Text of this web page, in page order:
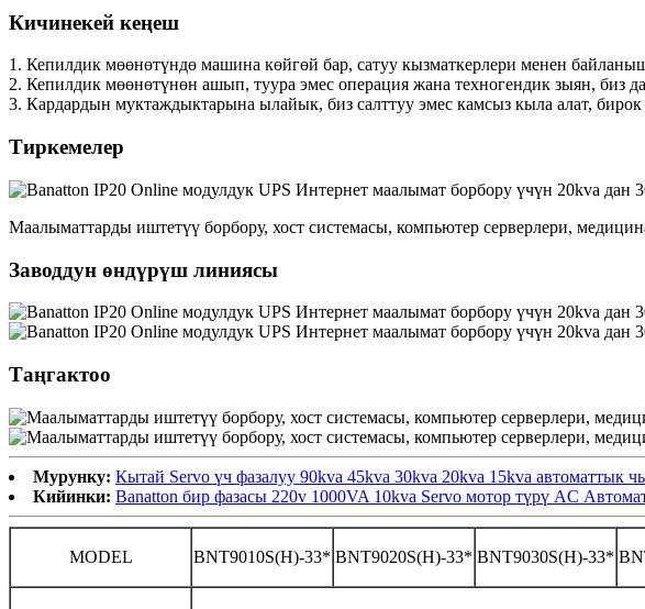
Кичинекей кеңеш
1. Кепилдик мөөнөтүндө машина көйгөй бар, сатуу кызматкерлери менен
2. Кепилдик мөөнөтүнөн ашып, туура эмес операция жана техногендик зыян, биз
3. Кардардын муктаждыктарына ылайык, биз салттуу эмес камсыз кыла алат,
Тиркемелер
Маалыматтарды иштетүү борбору, хост системасы, компьютер серверлери,
Заводдун өндүрүш линиясы
Таңгактоо
Мурунку: Кытай Servo үч фазалуу 90kva 45kva 30kva 20kva 15kva автоматтык
Кийинки: Banatton бир фазасы 220v 1000VA 10kva Servo мотор түрү AC
MODEL BNT9010S(H)-33* BNT9020S(H)-33* BNT9030S(H)-33*